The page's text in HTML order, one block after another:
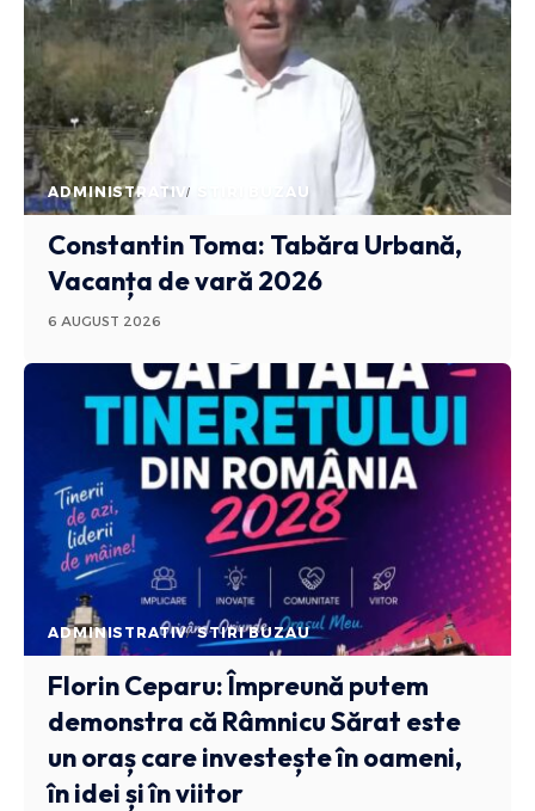
ADMINISTRATIV STIRI BUZAU
Constantin Toma: Tabăra Urbană,
Vacanța de vară 2026
6 AUGUST 2026
ADMINISTRATIV STIRI BUZAU
Florin Ceparu: Împreună putem
demonstra că Râmnicu Sărat este
un oraș care investește în oameni,
în idei și în viitor